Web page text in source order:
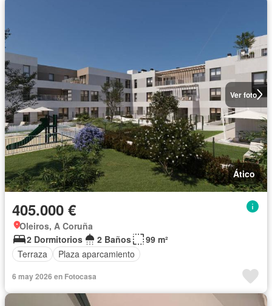
Ver foto
Ático
405.000 €
Oleiros, A Coruña
2 Dormitorios
2 Baños
99 m²
Terraza
Plaza aparcamiento
6 may 2026 en Fotocasa